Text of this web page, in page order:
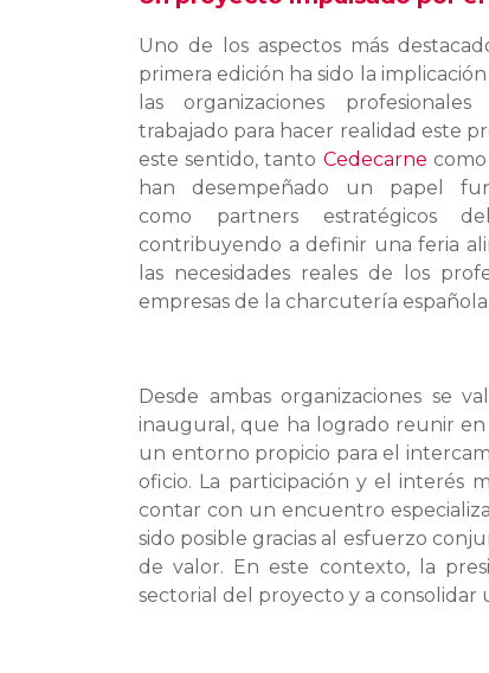
Uno de los aspectos más
primera edición ha sido la
las organizaciones
trabajado para hacer realidad este
este sentido, tanto Cedecarne
han desempeñado un papel
como partners estratégicos
contribuyendo a definir una feria
las necesidades reales de los
empresas de la charcutería española.
Desde ambas organizaciones se
inaugural, que ha logrado reunir
un entorno propicio para el
oficio. La participación y el interés
contar con un encuentro
sido posible gracias al esfuerzo
de valor. En este contexto, la
sectorial del proyecto y a consolidar